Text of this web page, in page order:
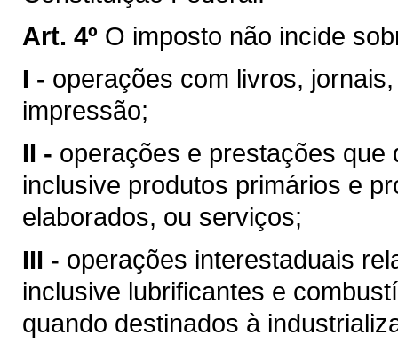
Art. 4º O imposto não incide
I - operações com livros,
impressão;
II - operações e prestações
inclusive produtos primários e
elaborados, ou serviços;
III - operações interestaduais
inclusive lubrificantes e
quando destinados à